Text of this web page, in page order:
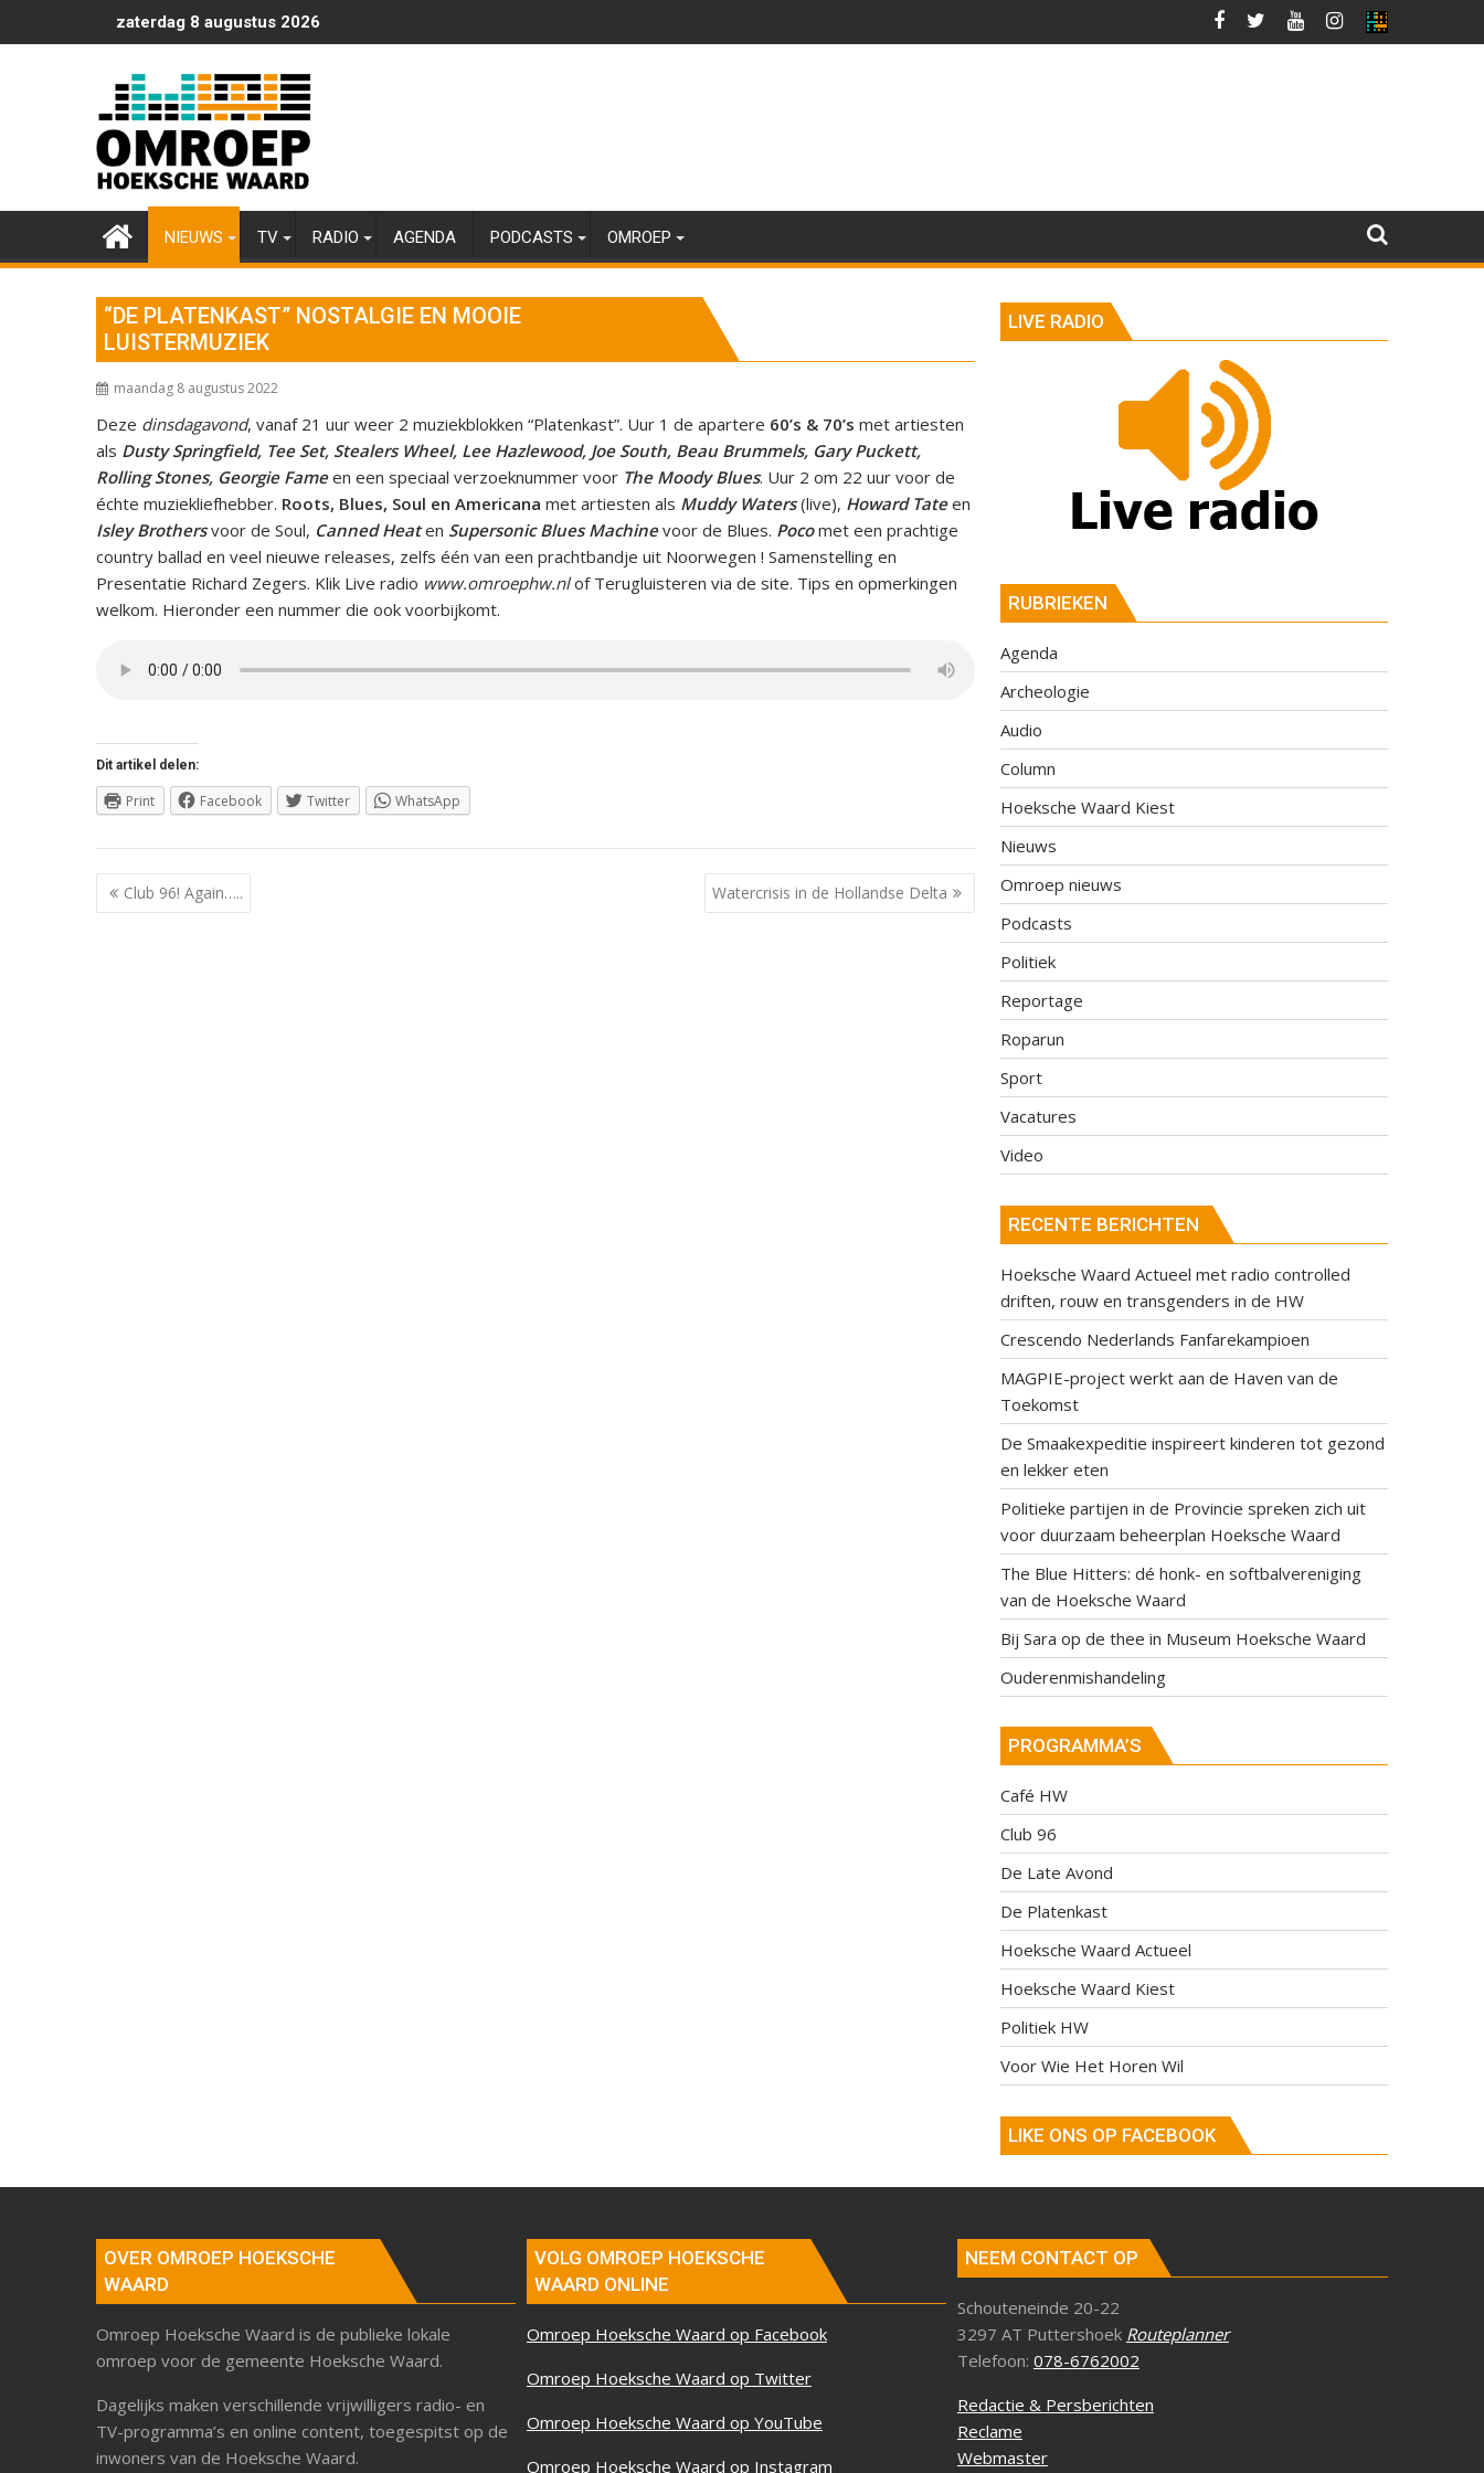
naar
zaterdag 8 augustus 2026
NIEUWS TV RADIO AGENDA PODCASTS OMROEP
“DE PLATENKAST” NOSTALGIE EN MOOIE
LUISTERMUZIEK
maandag 8 augustus 2022
Deze dinsdagavond, vanaf 21 uur weer 2 muziekblokken “Platenkast”. Uur 1 de apartere 60’s & 70’s met artiesten
als Dusty Springfield, Tee Set, Stealers Wheel, Lee Hazlewood, Joe South, Beau Brummels, Gary Puckett,
Rolling Stones, Georgie Fame en een speciaal verzoeknummer voor The Moody Blues. Uur 2 om 22 uur voor de
échte muziekliefhebber. Roots, Blues, Soul en Americana met artiesten als Muddy Waters(live), Howard Tateen
Isley Brothersvoor de Soul, Canned Heaten Supersonic Blues Machinevoor de Blues. Pocomet een prachtige
country ballad en veel nieuwe releases, zelfs één van een prachtbandje uit Noorwegen ! Samenstelling en
Presentatie Richard Zegers. Klik Live radio www.omroephw.nlof Terugluisteren via de site. Tips en opmerkingen
welkom. Hieronder een nummer die ook voorbijkomt.
Dit artikel delen:
Print Facebook Twitter WhatsApp
Berichtnavigatie
Club 96! Again….. Watercrisis in de Hollandse Delta
LIVE RADIO
RUBRIEKEN
Agenda
Archeologie
Audio
Column
Hoeksche Waard Kiest
Nieuws
Omroep nieuws
Podcasts
Politiek
Reportage
Roparun
Sport
Vacatures
Video
RECENTE BERICHTEN
Hoeksche Waard Actueel met radio controlled
driften, rouw en transgenders in de HW
Crescendo Nederlands Fanfarekampioen
MAGPIE-project werkt aan de Haven van de
Toekomst
De Smaakexpeditie inspireert kinderen tot gezond
en lekker eten
Politieke partijen in de Provincie spreken zich uit
voor duurzaam beheerplan Hoeksche Waard
The Blue Hitters: dé honk- en softbalvereniging
van de Hoeksche Waard
Bij Sara op de thee in Museum Hoeksche Waard
Ouderenmishandeling
PROGRAMMA’S
Café HW
Club 96
De Late Avond
De Platenkast
Hoeksche Waard Actueel
Hoeksche Waard Kiest
Politiek HW
Voor Wie Het Horen Wil
LIKE ONS OP FACEBOOK
OVER OMROEP HOEKSCHE
WAARD
Omroep Hoeksche Waard is de publieke lokale
omroep voor de gemeente Hoeksche Waard.
Dagelijks maken verschillende vrijwilligers radio- en
TV-programma’s en online content, toegespitst op de
inwoners van de Hoeksche Waard.
VOLG OMROEP HOEKSCHE
WAARD ONLINE
Omroep Hoeksche Waard op Facebook
Omroep Hoeksche Waard op Twitter
Omroep Hoeksche Waard op YouTube
Omroep Hoeksche Waard op Instagram
NEEM CONTACT OP
Schouteneinde 20-22
3297 AT Puttershoek Routeplanner
Telefoon: 078-6762002
Redactie & Persberichten
Reclame
Webmaster